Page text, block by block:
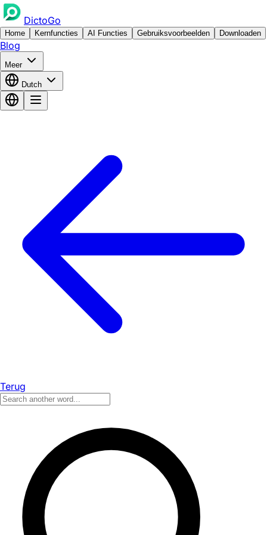
DictoGo
Home Kernfuncties AI Functies Gebruiksvoorbeelden Downloaden
Blog
Meer
Dutch
Terug